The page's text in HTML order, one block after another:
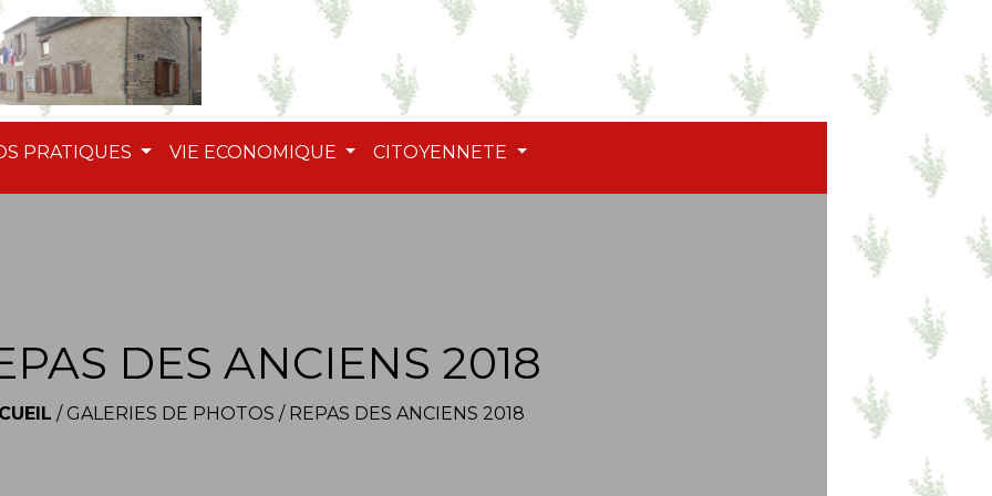
PRATIQUES VIE ECONOMIQUE CITOYENNETE
DES ANCIENS 2018
/ GALERIES DE PHOTOS / REPAS DES ANCIENS 2018